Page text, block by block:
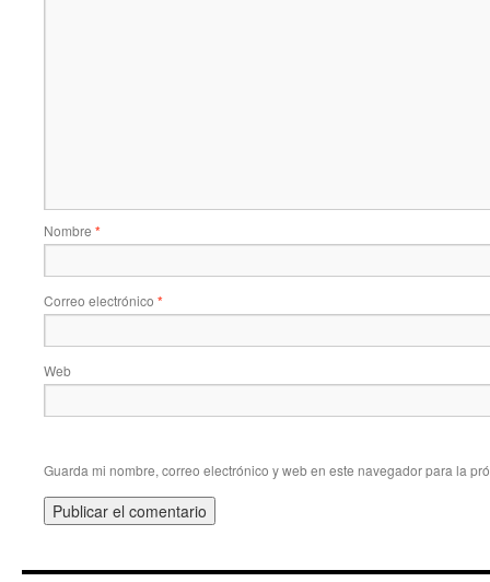
Nombre *
Correo electrónico *
Web
Guarda mi nombre, correo electrónico y web en este navegador para la